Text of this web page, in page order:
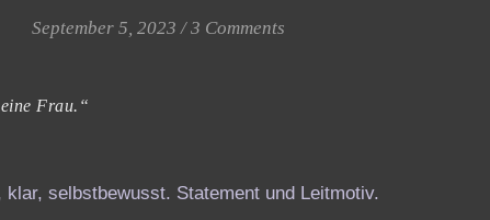
September 5, 2023 / 3 Comments
Frau.“
selbstbewusst. Statement und Leitmotiv.